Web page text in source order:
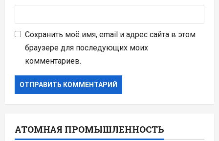
Сохранить моё имя, email и адрес сайта в этом
браузере для последующих моих
комментариев.
АТОМНАЯ ПРОМЫШЛЕННОСТЬ